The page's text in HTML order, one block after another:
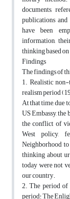
documents,
publications and
have been
information,
thinking based
Findings
The findings of
1. Realistic
realism period
At that time, due
US Embassy,
the conflict of
West policy,
Neighborhood
thinking about
today were not
our country.
2. The period